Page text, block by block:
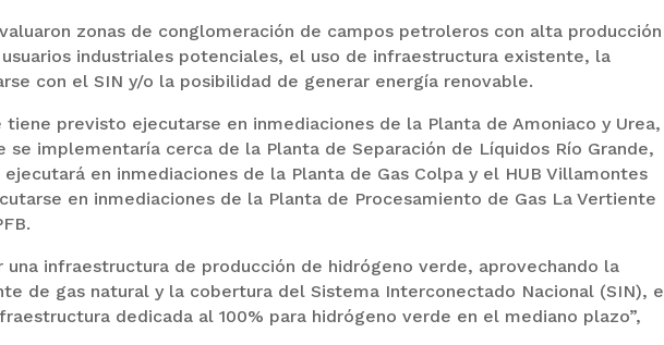
zonas de conglomeración de campos petroleros con alta producción
industriales potenciales, el uso de infraestructura existente, la
con el SIN y/o la posibilidad de generar energía renovable.
tiene previsto ejecutarse en inmediaciones de la Planta de Amoniaco y Urea,
se implementaría cerca de la Planta de Separación de Líquidos Río Grande,
ejecutará en inmediaciones de la Planta de Gas Colpa y el HUB Villamontes
en inmediaciones de la Planta de Procesamiento de Gas La Vertiente
una infraestructura de producción de hidrógeno verde, aprovechando la
de gas natural y la cobertura del Sistema Interconectado Nacional (SIN), e
dedicada al 100% para hidrógeno verde en el mediano plazo”,